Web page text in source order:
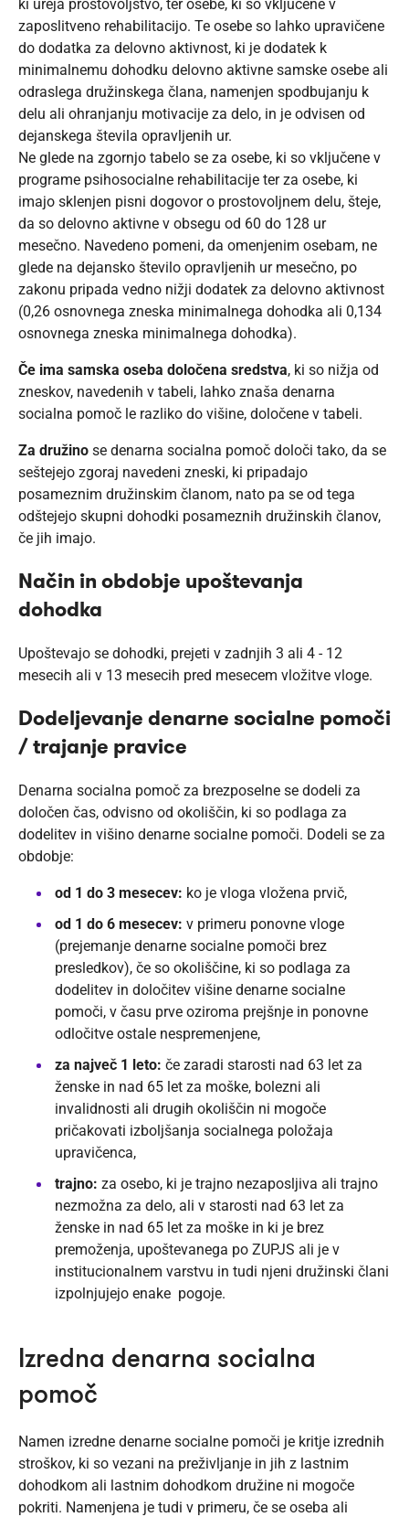
ki ureja prostovoljstvo, ter osebe, ki so vključene v
zaposlitveno rehabilitacijo. Te osebe so lahko upravičene
do dodatka za delovno aktivnost, ki je dodatek k
minimalnemu dohodku delovno aktivne samske osebe ali
odraslega družinskega člana, namenjen spodbujanju k
delu ali ohranjanju motivacije za delo, in je odvisen od
dejanskega števila opravljenih ur.
Ne glede na zgornjo tabelo se za osebe, ki so vključene v
programe psihosocialne rehabilitacije ter za osebe, ki
imajo sklenjen pisni dogovor o prostovoljnem delu, šteje,
da so delovno aktivne v obsegu od 60 do 128 ur
mesečno. Navedeno pomeni, da omenjenim osebam, ne
glede na dejansko število opravljenih ur mesečno, po
zakonu pripada vedno nižji dodatek za delovno aktivnost
(0,26 osnovnega zneska minimalnega dohodka ali 0,134
osnovnega zneska minimalnega dohodka).
Če ima samska oseba določena sredstva, ki so nižja od
zneskov, navedenih v tabeli, lahko znaša denarna
socialna pomoč le razliko do višine, določene v tabeli.
Za družino se denarna socialna pomoč določi tako, da se
seštejejo zgoraj navedeni zneski, ki pripadajo
posameznim družinskim članom, nato pa se od tega
odštejejo skupni dohodki posameznih družinskih članov,
če jih imajo.
Način in obdobje upoštevanja
dohodka
Upoštevajo se dohodki, prejeti v zadnjih 3 ali 4 - 12
mesecih ali v 13 mesecih pred mesecem vložitve vloge.
Dodeljevanje denarne socialne pomoči
/ trajanje pravice
Denarna socialna pomoč za brezposelne se dodeli za
določen čas, odvisno od okoliščin, ki so podlaga za
dodelitev in višino denarne socialne pomoči. Dodeli se za
obdobje:
od 1 do 3 mesecev: ko je vloga vložena prvič,
od 1 do 6 mesecev: v primeru ponovne vloge
(prejemanje denarne socialne pomoči brez
presledkov), če so okoliščine, ki so podlaga za
dodelitev in določitev višine denarne socialne
pomoči, v času prve oziroma prejšnje in ponovne
odločitve ostale nespremenjene,
za največ 1 leto: če zaradi starosti nad 63 let za
ženske in nad 65 let za moške, bolezni ali
invalidnosti ali drugih okoliščin ni mogoče
pričakovati izboljšanja socialnega položaja
upravičenca,
trajno: za osebo, ki je trajno nezaposljiva ali trajno
nezmožna za delo, ali v starosti nad 63 let za
ženske in nad 65 let za moške in ki je brez
premoženja, upoštevanega po ZUPJS ali je v
institucionalnem varstvu in tudi njeni družinski člani
izpolnjujejo enake pogoje.
Izredna denarna socialna
pomoč
Namen izredne denarne socialne pomoči je kritje izrednih
stroškov, ki so vezani na preživljanje in jih z lastnim
dohodkom ali lastnim dohodkom družine ni mogoče
pokriti. Namenjena je tudi v primeru, če se oseba ali